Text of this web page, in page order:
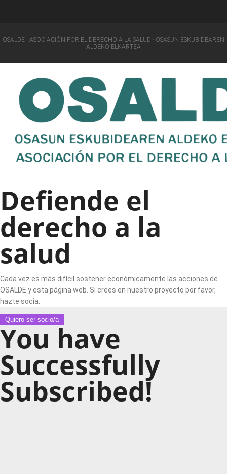
OSALDE | ASOCIACIÓN POR EL DERECHO A LA SALUD · OSASUN ESKUBIDEAREN
ALDEKO ELKARTEA
Defiende el
derecho a la
salud
Cada vez es más difícil sostener económicamente las acciones de
OSALDE y esta página web. Si crees en nuestro proyecto por favor,
hazte socia.
Quiero ser socio/a
You have
Successfully
Subscribed!